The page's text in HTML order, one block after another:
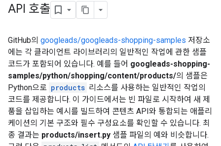
API 호출
GitHub의 googleads/googleads-shopping-samples 저장소
에는 각 클라이언트 라이브러리의 일반적인 작업에 관한 샘플
코드가 포함되어 있습니다. 예를 들어 googleads-shopping-
samples/python/shopping/content/products/의 샘플은
Python으로 products 리소스를 사용하는 일반적인 작업의
코드를 제공합니다. 이 가이드에서는 빈 파일로 시작하여 새 제
품을 삽입하는 예시를 빌드하여 콘텐츠 API와 통합되는 애플리
케이션의 기본 구조와 필수 구성요소를 확인할 수 있습니다. 최
종 결과는 products/insert.py 샘플 파일의 예와 비슷합니다.